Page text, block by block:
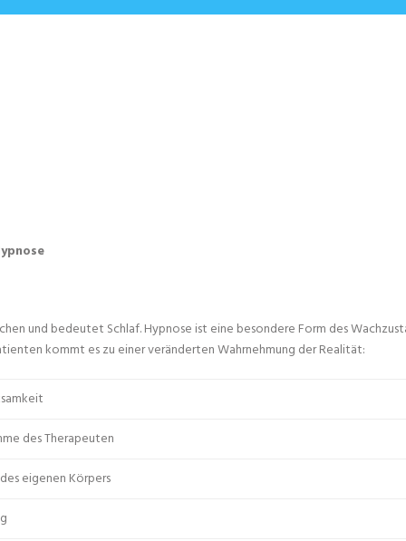
und bedeutet Schlaf. Hypnose ist eine besondere Form des
kommt es zu einer veränderten Wahrnehmung der Realität:
des Therapeuten
eigenen Körpers